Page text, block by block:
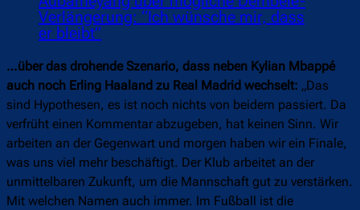
Verlängerung: “Ich wünsche mir, dass
er bleibt”
…über das drohende Szenario, dass neben Kylian Mbappé
auch noch Erling Haaland zu Real Madrid wechselt: „Das
sind Hypothesen, es ist noch nichts von beidem passiert. Da
verfrüht einen Kommentar abzugeben, hat keinen Sinn. Wir
arbeiten an der Gegenwart und morgen haben wir ein Finale,
was uns viel mehr beschäftigt. Der Klub arbeitet an der
unmittelbaren Zukunft, um die Mannschaft gut zu verstärken.
Mit welchen Namen auch immer. Im Fußball ist die